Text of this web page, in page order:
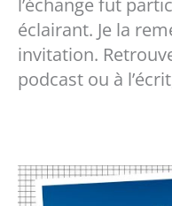
l’échange fut
éclairant. Je la
invitation.
podcast ou à